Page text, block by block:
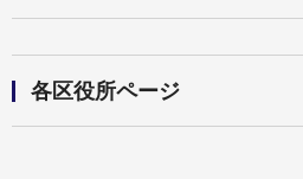
各区役所ページ